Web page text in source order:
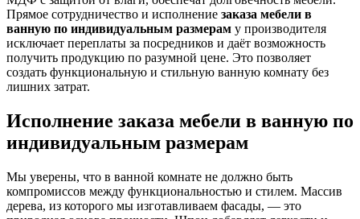
Прямое сотрудничество и исполнение заказа мебели в
ванную по индивидуальным размерам у производителя
исключает переплаты за посредников и даёт возможность
получить продукцию по разумной цене. Это позволяет
создать функциональную и стильную ванную комнату без
лишних затрат.
Исполнение заказа мебели в ванную по
индивидуальным размерам
Мы уверены, что в ванной комнате не должно быть
компромиссов между функциональностью и стилем. Массив
дерева, из которого мы изготавливаем фасады, — это